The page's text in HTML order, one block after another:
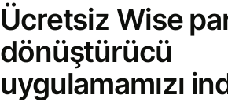
Ücretsiz Wise
dönüştürücü
uygulamamızı